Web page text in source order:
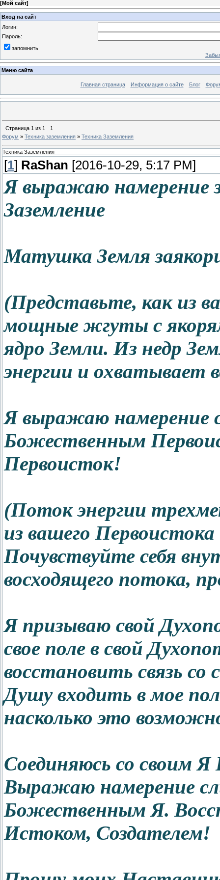
[Мой сайт]
Вход на сайт
Логин:
Пароль:
запомнить
Меню сайта
Главная страница Информация о сайте Блог
Страница 1 из 1
1
Форум » Техника заземления » Техника Заземления
Техника Заземления
[1] RaShan [2016-10-29, 5:17 PM]
Я выражаю намерение
Заземление
Матушка Земля
(Представьте, как из
мощные жгуты с
ядро Земли. Из недр
энергии и охватывает
Я выражаю намерение
Божественным
Первоисток!
(Поток энергии
из вашего
Почувствуйте себя
восходящего потока,
Я призываю свой
свое поле в свой
восстановить связь
Душу входить в мое
насколько это
Соединяюсь со своим
Выражаю намерение
Божественным Я.
Истоком, Создателем!